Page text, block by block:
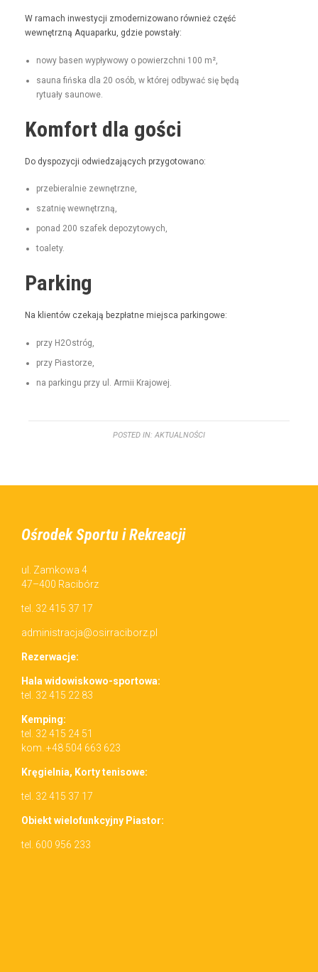
W ramach inwest­y­cji zmod­ern­i­zowano również część
wewnętrzną Aqua­parku, gdzie powstały:
nowy basen wypły­wowy o powierzch­ni 100 m²,
sauna fińs­ka dla 20 osób, w której odby­wać się będą
rytu­ały saunowe.
Komfort dla gości
Do dys­pozy­cji odwiedza­ją­cych przygotowano:
prze­bier­al­nie zewnętrzne,
szat­nię wewnętrzną,
pon­ad 200 szafek depozytowych,
toale­ty.
Parking
Na klien­tów czeka­ją bezpłatne miejs­ca parkingowe:
przy H2Ostróg,
przy Pias­torze,
na parkingu przy ul. Armii Krajowej.
POSTED IN: AKTUALNOŚCI
Ośrodek Sportu i Rekreacji
ul. Zamkowa 4
47–400 Racibórz
tel. 32 415 37 17
administracja@osirraciborz.pl
Rez­erwac­je:
Hala wid­owiskowo-sportowa:
tel. 32 415 22 83
Kemp­ing:
tel. 32 415 24 51
kom. +48 504 663 623
Kręgiel­nia, Korty tenisowe:
tel. 32 415 37 17
Obiekt wielo­funkcyjny Piastor:
tel. 600 956 233